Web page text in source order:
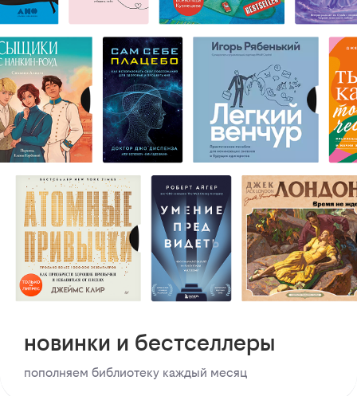
новинки и бестселлеры
пополняем библиотеку каждый месяц